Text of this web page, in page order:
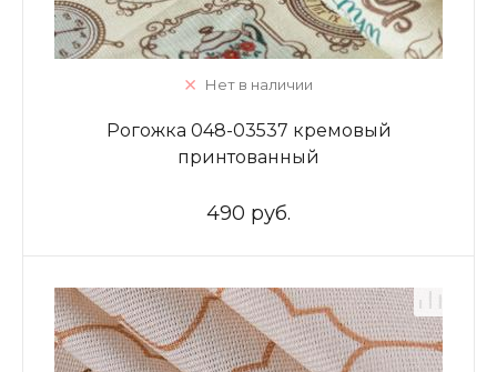
Нет в наличии
Рогожка 048-03537 кремовый
принтованный
490 руб.